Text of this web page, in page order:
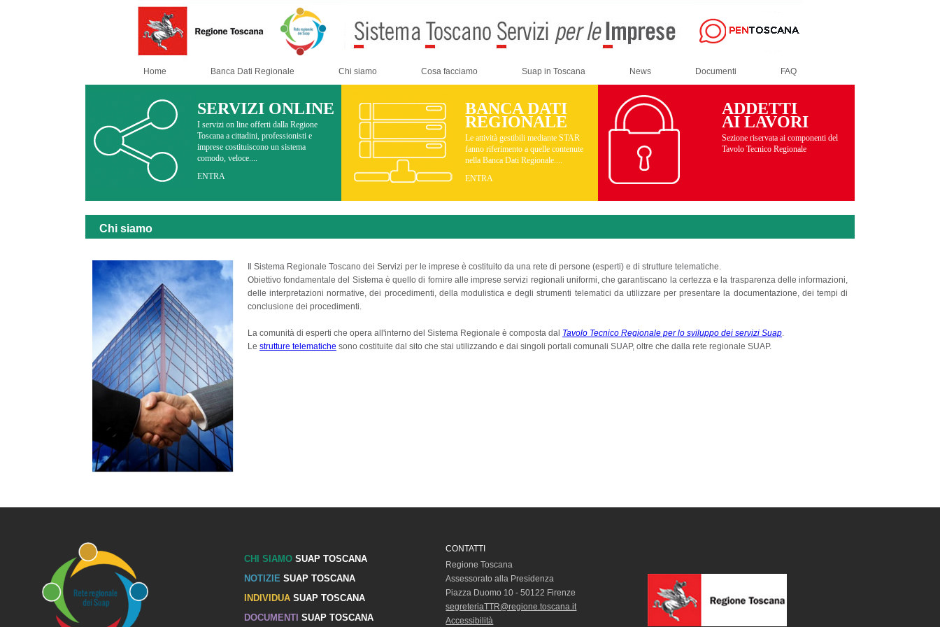
Home Banca Dati Regionale Chi siamo Cosa facciamo Suap in Toscana News Documenti FAQ
ADDETTI
AI LAVORI
Sezione riservata ai componenti del
Tavolo Tecnico Regionale
SERVIZI ONLINE
I servizi on line offerti dalla Regione
Toscana a cittadini, professionisti e
imprese costituiscono un sistema
comodo, veloce....
ENTRA
BANCA DATI
REGIONALE
Le attività gestibili mediante STAR
fanno riferimento a quelle contenute
nella Banca Dati Regionale....
ENTRA
Chi siamo
Il Sistema Regionale Toscano dei Servizi per le imprese è costituito da una rete di persone (esperti) e di strutture telematiche.
Obiettivo fondamentale del Sistema è quello di fornire alle imprese servizi regionali uniformi, che garantiscano la certezza e la trasparenza delle informazioni,
delle interpretazioni normative, dei procedimenti, della modulistica e degli strumenti telematici da utilizzare per presentare la documentazione, dei tempi di
conclusione dei procedimenti.
La comunità di esperti che opera all'interno del Sistema Regionale è composta dal Tavolo Tecnico Regionale per lo sviluppo dei servizi Suap.
Le strutture telematiche sono costituite dal sito che stai utilizzando e dai singoli portali comunali SUAP, oltre che dalla rete regionale SUAP.
CHI SIAMOSUAP TOSCANA
NOTIZIE SUAP TOSCANA
INDIVIDUASUAP TOSCANA
DOCUMENTI SUAP TOSCANA
CONTATTI
Regione Toscana
Assessorato alla Presidenza
Piazza Duomo 10 - 50122 Firenze
segreteriaTTR@regione.toscana.it
Accessibilità